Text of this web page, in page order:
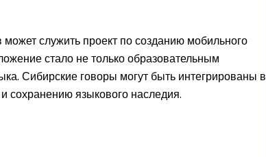
служить проект по созданию мобильного
стало не только образовательным
Сибирские говоры могут быть интегрированы в
языкового наследия.